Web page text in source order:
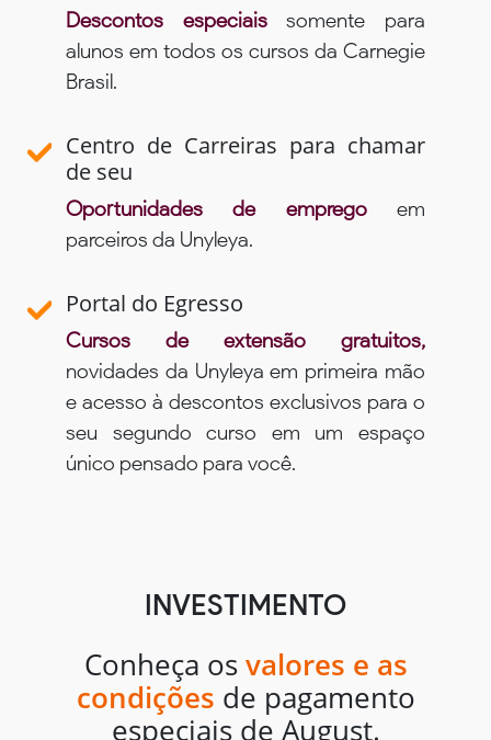
Descontos especiaissomente para
alunos em todos os cursos da Carnegie
Brasil.
Centro de Carreiras para chamar
de seu
Oportunidades de empregoem
parceiros da Unyleya.
Portal do Egresso
Cursos de extensão gratuitos,
novidades da Unyleya em primeira mão
e acesso à descontos exclusivos para o
seu segundo curso em um espaço
único pensado para você.
INVESTIMENTO
Conheça os valores e as
condições de pagamento
especiais de August.